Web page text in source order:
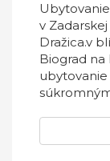
v
Dražica.v
Biograd na